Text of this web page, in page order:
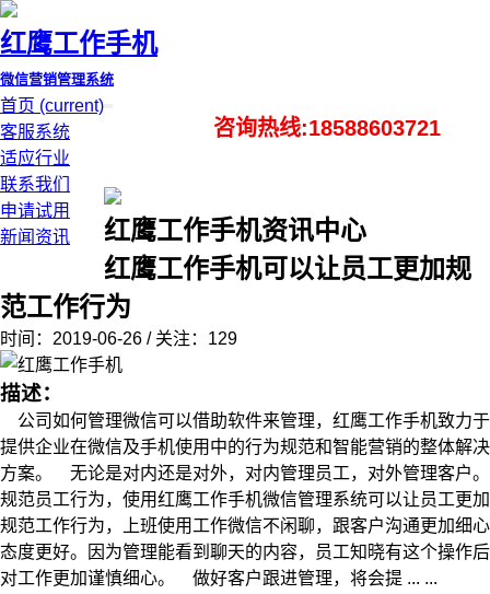
红鹰工作手机
微信营销管理系统
首页 (current)
客服系统
适应行业
联系我们
申请试用
新闻资讯
咨询热线:18588603721
红鹰工作手机资讯中心
红鹰工作手机可以让员工更加规
范工作行为
时间：2019-06-26 / 关注：129
描述：
公司如何管理微信可以借助软件来管理，红鹰工作手机致力于
提供企业在微信及手机使用中的行为规范和智能营销的整体解决
方案。 无论是对内还是对外，对内管理员工，对外管理客户。
规范员工行为，使用红鹰工作手机微信管理系统可以让员工更加
规范工作行为，上班使用工作微信不闲聊，跟客户沟通更加细心
态度更好。因为管理能看到聊天的内容，员工知晓有这个操作后
对工作更加谨慎细心。 做好客户跟进管理，将会提 ... ...